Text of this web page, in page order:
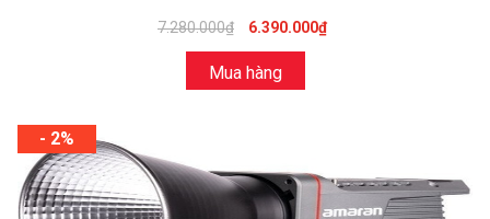
7.280.000₫ 6.390.000₫
Mua hàng
- 2%